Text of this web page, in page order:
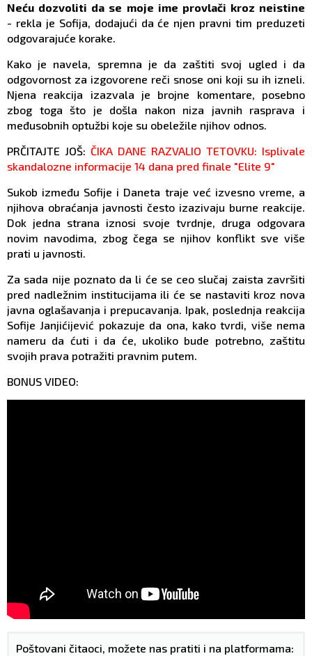
Neću dozvoliti da se moje ime provlači kroz neistine
- rekla je Sofija, dodajući da će njen pravni tim preduzeti
odgovarajuće korake.
Kako je navela, spremna je da zaštiti svoj ugled i da
odgovornost za izgovorene reči snose oni koji su ih izneli.
Njena reakcija izazvala je brojne komentare, posebno
zbog toga što je došla nakon niza javnih rasprava i
međusobnih optužbi koje su obeležile njihov odnos.
PRČITAJTE JOŠ: ČIKA DANE RAZVALIO TETOVKU: Isplivale
skandalozne informacije 14 dana pred finale "Elite 9"
Sukob između Sofije i Daneta traje već izvesno vreme, a
njihova obraćanja javnosti često izazivaju burne reakcije.
Dok jedna strana iznosi svoje tvrdnje, druga odgovara
novim navodima, zbog čega se njihov konflikt sve više
prati u javnosti.
Za sada nije poznato da li će se ceo slučaj zaista završiti
pred nadležnim institucijama ili će se nastaviti kroz nova
javna oglašavanja i prepucavanja. Ipak, poslednja reakcija
Sofije Janjićijević pokazuje da ona, kako tvrdi, više nema
nameru da ćuti i da će, ukoliko bude potrebno, zaštitu
svojih prava potražiti pravnim putem.
BONUS VIDEO:
Poštovani čitaoci, možete nas pratiti i na platformama: